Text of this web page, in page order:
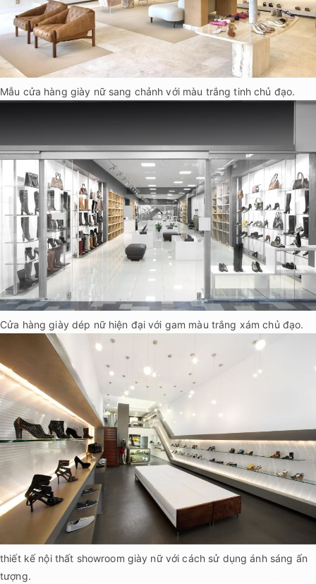
Mẫu cửa hàng giày nữ sang chảnh với màu trắng tinh chủ đạo.
Cửa hàng giày dép nữ hiện đại với gam màu trắng xám chủ đạo.
thiết kế nội thất showroom giày nữ với cách sử dụng ánh sáng ấn
tượng.